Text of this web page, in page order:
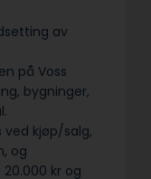
av
på Voss
bygninger,
ved kjøp/salg,
og
kr og